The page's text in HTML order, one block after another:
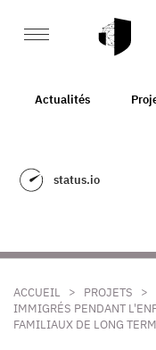
Actualités
status.io
ACCUEIL > PROJETS >
IMMIGRÉS PENDANT
FAMILIAUX DE LONG